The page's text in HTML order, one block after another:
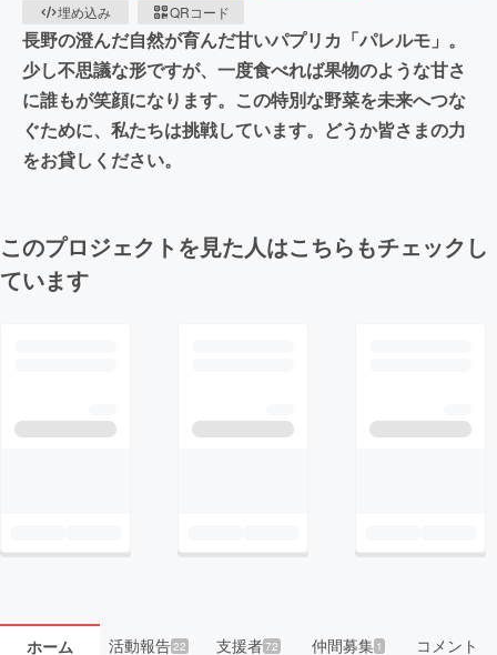
埋め込み
QRコード
長野の澄んだ自然が育んだ甘いパプリカ「パレルモ」。
少し不思議な形ですが、一度食べれば果物のような甘さ
に誰もが笑顔になります。この特別な野菜を未来へつな
ぐために、私たちは挑戦しています。どうか皆さまの力
をお貸しください。
このプロジェクトを見た人はこちらもチェックし
ています
ホーム 活動報告22 支援者72 仲間募集 1 コメント